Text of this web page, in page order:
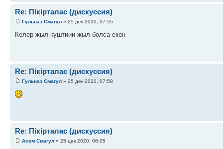
Re: Пікірталас (дискуссия)
Гульназ Смагул » 25 дек 2020, 07:55
Келер жыл куштиии жыл болса екен
Re: Пікірталас (дискуссия)
Гульназ Смагул » 25 дек 2020, 07:58
Re: Пікірталас (дискуссия)
Асем Смагул » 25 дек 2020, 08:05